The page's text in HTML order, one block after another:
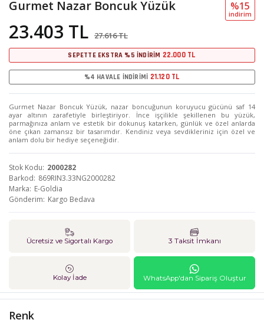
Gurmet Nazar Boncuk Yüzük
23.403 TL 27.616 TL
%15
i̇ndi̇ri̇m
SEPETTE EKSTRA %5 İNDİRİM 22.000 TL
%4 HAVALE İNDİRİMİ 21.120 TL
Gurmet Nazar Boncuk Yüzük, nazar boncuğunun koruyucu gücünü saf 14
ayar altının zarafetiyle birleştiriyor. İnce işçilikle şekillenen bu yüzük,
parmağınıza anlam ve estetik bir dokunuş katarken, günlük ve özel anlarda
öne çıkan zamansız bir tasarımdır. Kendiniz veya sevdikleriniz için özel ve
anlam dolu bir hediye seçeneğidir.
Stok Kodu 2000282
Barkod 869RIN3.33NG2000282
Marka E-Goldia
Gönderim Kargo Bedava
Ücretsiz ve Sigortalı Kargo 3 Taksit İmkanı
Kolay İade WhatsApp'dan Sipariş Oluştur
Renk